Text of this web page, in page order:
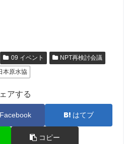
09 イベント
NPT再検討会議
本原水協
アする
Facebook はてブ
コピー